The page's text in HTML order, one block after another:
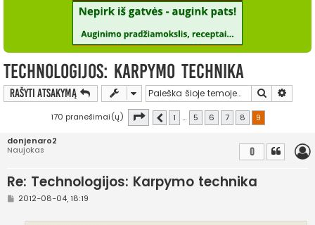
Technologijos: Karpymo technika
Rašyti atsakymą Ieškoti
170 pranešimai(ų) Puslapis iš9
Ankstesnis
1 … 5 6 7 8 9
donjenaro2
Naujokas
Re: Technologijos: Karpymo technika
0
S2012-08-04, 18:19